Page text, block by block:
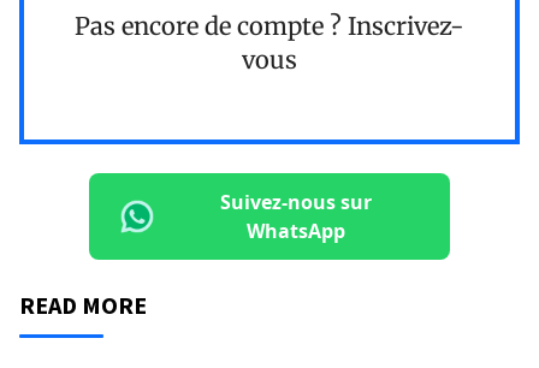
Pas encore de compte ? Inscrivez-
vous
Suivez-nous sur
WhatsApp
READ MORE